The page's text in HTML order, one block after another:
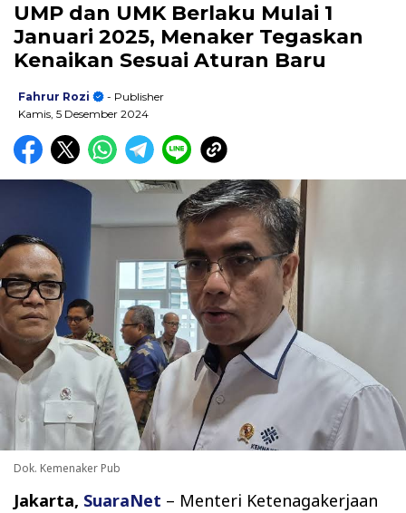
UMP dan UMK Berlaku Mulai 1
Januari 2025, Menaker Tegaskan
Kenaikan Sesuai Aturan Baru
Fahrur Rozi
- Publisher
Kamis, 5 Desember 2024
Dok. Kemenaker Pub
Jakarta, SuaraNet – Menteri Ketenagakerjaan